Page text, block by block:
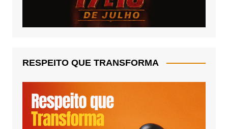
RESPEITO QUE TRANSFORMA